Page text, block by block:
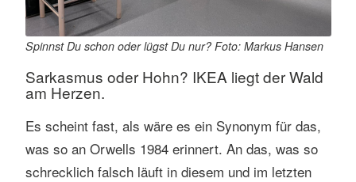
Spinnst Du schon oder lügst Du nur? Foto: Markus Hansen
Sarkasmus oder Hohn? IKEA liegt der Wald
am Herzen.
Es scheint fast, als wäre es ein Synonym für das,
was so an Orwells 1984 erinnert. An das, was so
schrecklich falsch läuft in diesem und im letzten